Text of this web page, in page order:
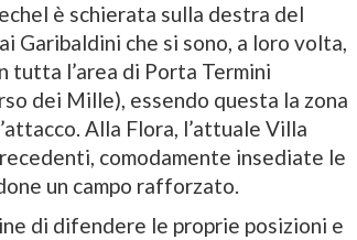
è schierata sulla destra del
Garibaldini che si sono, a loro volta,
l’area di Porta Termini
dei Mille), essendo questa la zona
Alla Flora, l’attuale Villa
comodamente insediate le
un campo rafforzato.
di difendere le proprie posizioni e